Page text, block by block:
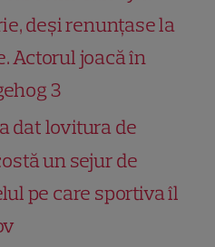
deși renunțase la
Actorul joacă în
3
dat lovitura de
un sejur de
pe care sportiva îl